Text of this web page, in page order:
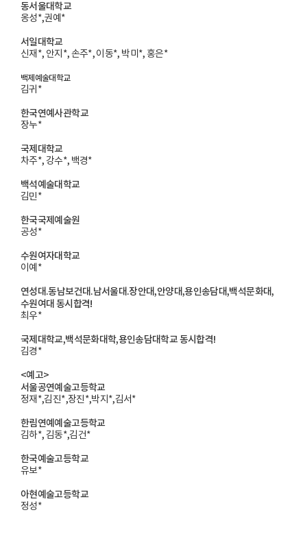
동서울대학교
옹성*,권예*
서일대학교
신재*, 안지*, 손주*, 이동*, 박미*, 홍은*
백제예술대학교
김귀*
한국연예사관학교
장누*
국제대학교
차주*, 강수*, 백경*
백석예술대학교
김민*
한국국제예술원
공성*
수원여자대학교
이예*
연성대.동남보건대.남서울대.장안대,안양대,용인송담대,백석문화대,
수원여대 동시합격!
최우*
국제대학교,백석문화대학,용인송담대학교 동시합격!
김경*
<예고>
서울공연예술고등학교
정재*,김진*,장진*,박지*,김서*
한림연예예술고등학교
김하*, 김동*,김건*
한국예술고등학교
유보*
아현예술고등학교
정성*